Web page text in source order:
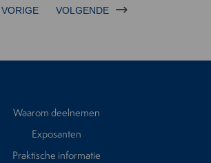
VORIGE VOLGENDE
Waarom deelnemen
Exposanten
Praktische informatie